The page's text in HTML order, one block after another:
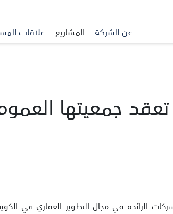
عن الشركة المشاريع علاقات
جمعيتها
الرائدة في مجال التطوير العقاري في